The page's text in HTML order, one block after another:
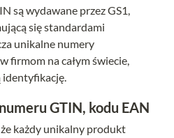
są wydawane przez GS1,
się standardami
unikalne numery
firmom na całym świecie,
identyfikację.
GTIN, kodu EAN
każdy unikalny produkt